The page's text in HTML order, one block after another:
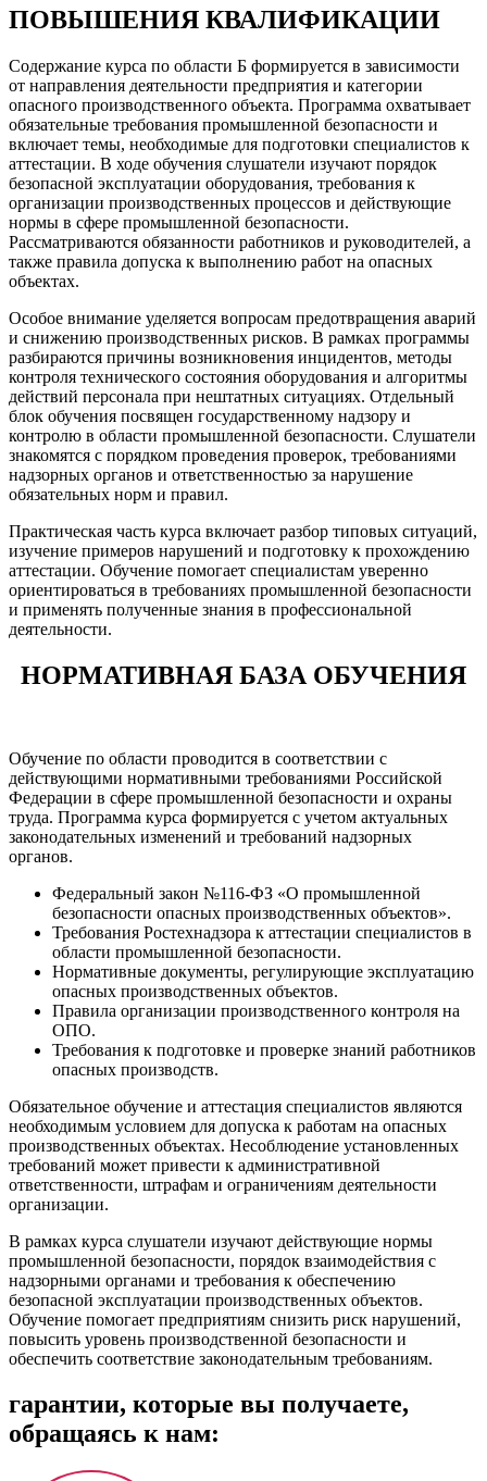
ПОВЫШЕНИЯ КВАЛИФИКАЦИИ
Содержание курса по области Б формируется в зависимости
от направления деятельности предприятия и категории
опасного производственного объекта. Программа охватывает
обязательные требования промышленной безопасности и
включает темы, необходимые для подготовки специалистов к
аттестации. В ходе обучения слушатели изучают порядок
безопасной эксплуатации оборудования, требования к
организации производственных процессов и действующие
нормы в сфере промышленной безопасности.
Рассматриваются обязанности работников и руководителей, а
также правила допуска к выполнению работ на опасных
объектах.
Особое внимание уделяется вопросам предотвращения аварий
и снижению производственных рисков. В рамках программы
разбираются причины возникновения инцидентов, методы
контроля технического состояния оборудования и алгоритмы
действий персонала при нештатных ситуациях. Отдельный
блок обучения посвящен государственному надзору и
контролю в области промышленной безопасности. Слушатели
знакомятся с порядком проведения проверок, требованиями
надзорных органов и ответственностью за нарушение
обязательных норм и правил.
Практическая часть курса включает разбор типовых ситуаций,
изучение примеров нарушений и подготовку к прохождению
аттестации. Обучение помогает специалистам уверенно
ориентироваться в требованиях промышленной безопасности
и применять полученные знания в профессиональной
деятельности.
НОРМАТИВНАЯ БАЗА ОБУЧЕНИЯ
Обучение по области проводится в соответствии с
действующими нормативными требованиями Российской
Федерации в сфере промышленной безопасности и охраны
труда. Программа курса формируется с учетом актуальных
законодательных изменений и требований надзорных
органов.
Федеральный закон №116-ФЗ «О промышленной
безопасности опасных производственных объектов».
Требования Ростехнадзора к аттестации специалистов в
области промышленной безопасности.
Нормативные документы, регулирующие эксплуатацию
опасных производственных объектов.
Правила организации производственного контроля на
ОПО.
Требования к подготовке и проверке знаний работников
опасных производств.
Обязательное обучение и аттестация специалистов являются
необходимым условием для допуска к работам на опасных
производственных объектах. Несоблюдение установленных
требований может привести к административной
ответственности, штрафам и ограничениям деятельности
организации.
В рамках курса слушатели изучают действующие нормы
промышленной безопасности, порядок взаимодействия с
надзорными органами и требования к обеспечению
безопасной эксплуатации производственных объектов.
Обучение помогает предприятиям снизить риск нарушений,
повысить уровень производственной безопасности и
обеспечить соответствие законодательным требованиям.
гарантии, которые вы получаете,
обращаясь к нам: